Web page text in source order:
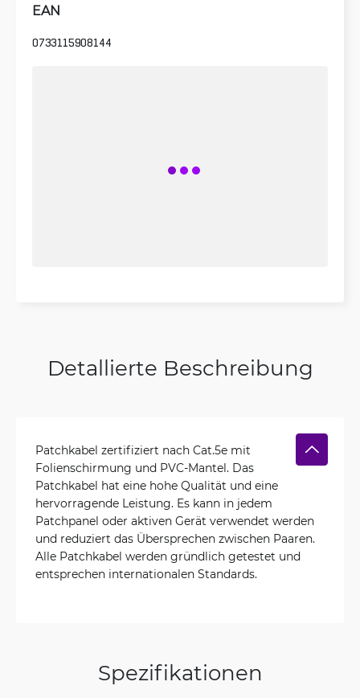
EAN
0733115908144
Detallierte Beschreibung
Patchkabel zertifiziert nach Cat.5e mit
Folienschirmung und PVC-Mantel. Das
Patchkabel hat eine hohe Qualität und eine
hervorragende Leistung. Es kann in jedem
Patchpanel oder aktiven Gerät verwendet werden
und reduziert das Übersprechen zwischen Paaren.
Alle Patchkabel werden gründlich getestet und
entsprechen internationalen Standards.
Spezifikationen